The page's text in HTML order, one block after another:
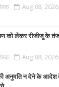
Aug 08, 2026
को लेकर रीजीजू के
Aug 08, 2026
अनुमति न देने के आदेश